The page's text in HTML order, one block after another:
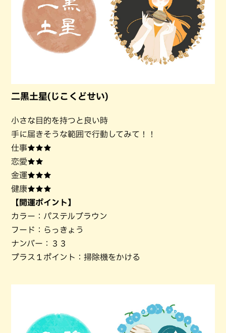
二黒土星(じこくどせい)
小さな目的を持つと良い時
手に届きそうな範囲で行動してみて！！
仕事★★★
恋愛★★
金運★★★
健康★★★
【開運ポイント】
カラー：パステルブラウン
フード：らっきょう
ナンバー：３３
プラス１ポイント：掃除機をかける